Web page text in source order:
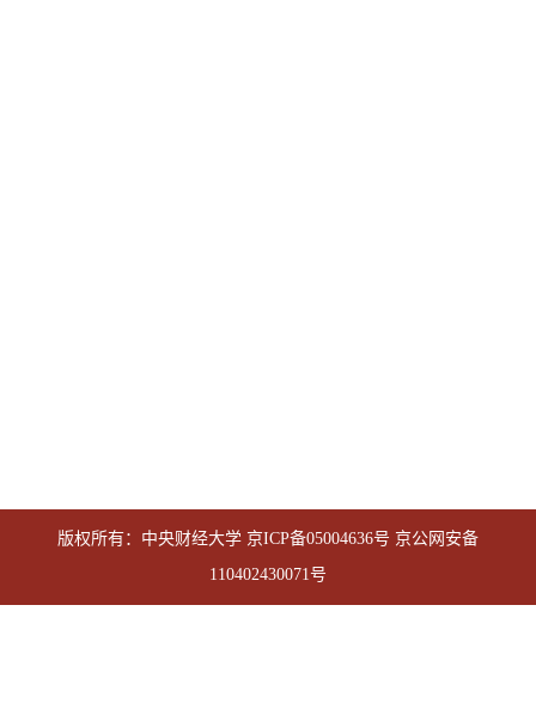
版权所有：中央财经大学 京ICP备05004636号 京公网安备
110402430071号